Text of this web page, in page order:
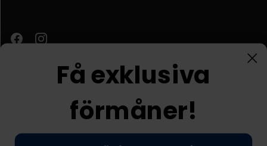
Få exklusiva
förmåner!